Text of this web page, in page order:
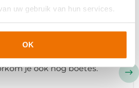
uw gebruik van hun services.
OK
en uitzend-cao
leer je hoe je arbeidsrecht
op de juiste manier toepast
Zo kun je klanten goed
je ook nog boetes.